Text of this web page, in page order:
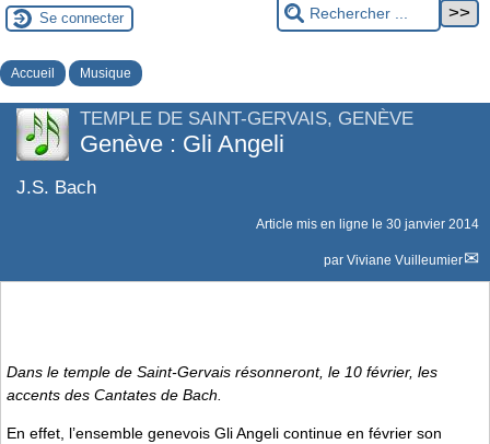
Se connecter
Accueil Musique
TEMPLE DE SAINT-GERVAIS, GENÈVE
Genève : Gli Angeli
J.S. Bach
Article mis en ligne le 30 janvier 2014
par Viviane Vuilleumier
Dans le temple de Saint-Gervais résonneront, le 10 février, les
accents des Cantates de Bach.
En effet, l’ensemble genevois Gli Angeli continue en février son